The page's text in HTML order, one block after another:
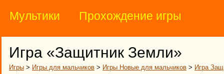
Мультики Прохождение игры
Игра «Защитник Земли»
Игры > Игры для мальчиков > Игры Новые для мальчиков > Игра